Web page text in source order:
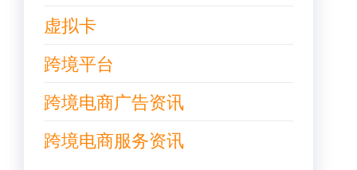
虚拟卡
跨境平台
跨境电商广告资讯
跨境电商服务资讯